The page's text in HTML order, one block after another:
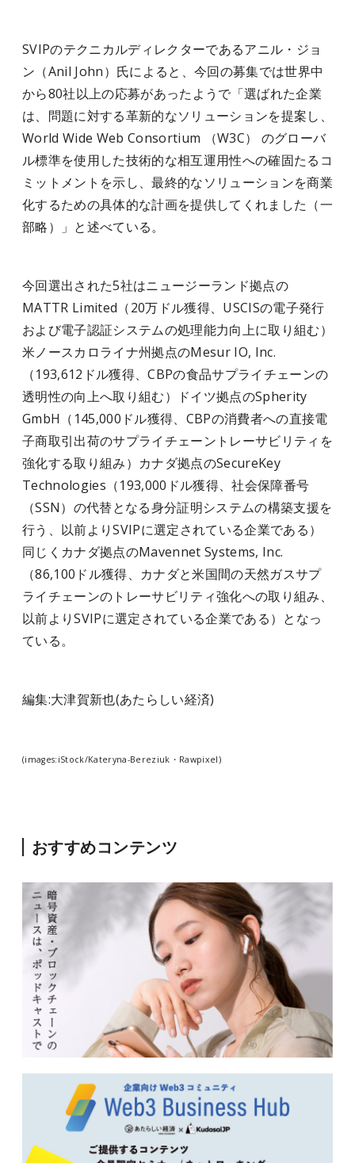
SVIPのテクニカルディレクターであるアニル・ジョ
ン（Anil John）氏によると、今回の募集では世界中
から80社以上の応募があったようで「選ばれた企業
は、問題に対する革新的なソリューションを提案し、
World Wide Web Consortium （W3C） のグローバ
ル標準を使用した技術的な相互運用性への確固たるコ
ミットメントを示し、最終的なソリューションを商業
化するための具体的な計画を提供してくれました（一
部略）」と述べている。
今回選出された5社はニュージーランド拠点の
MATTR Limited（20万ドル獲得、USCISの電子発行
および電子認証システムの処理能力向上に取り組む）
米ノースカロライナ州拠点のMesur IO, Inc.
（193,612ドル獲得、CBPの食品サプライチェーンの
透明性の向上へ取り組む）ドイツ拠点のSpherity
GmbH（145,000ドル獲得、CBPの消費者への直接電
子商取引出荷のサプライチェーントレーサビリティを
強化する取り組み）カナダ拠点のSecureKey
Technologies（193,000ドル獲得、社会保障番号
（SSN）の代替となる身分証明システムの構築支援を
行う、以前よりSVIPに選定されている企業である）
同じくカナダ拠点のMavennet Systems, Inc.
（86,100ドル獲得、カナダと米国間の天然ガスサプ
ライチェーンのトレーサビリティ強化への取り組み、
以前よりSVIPに選定されている企業である）となっ
ている。
編集:大津賀新也(あたらしい経済)
(images:iStock/Kateryna-Bereziuk・Rawpixel)
おすすめコンテンツ